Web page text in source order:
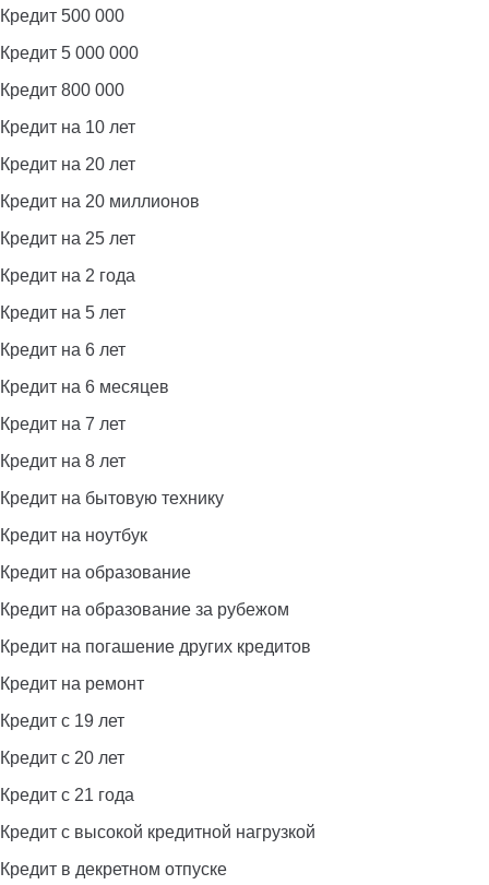
Кредит 500 000
Кредит 5 000 000
Кредит 800 000
Кредит на 10 лет
Кредит на 20 лет
Кредит на 20 миллионов
Кредит на 25 лет
Кредит на 2 года
Кредит на 5 лет
Кредит на 6 лет
Кредит на 6 месяцев
Кредит на 7 лет
Кредит на 8 лет
Кредит на бытовую технику
Кредит на ноутбук
Кредит на образование
Кредит на образование за рубежом
Кредит на погашение других кредитов
Кредит на ремонт
Кредит с 19 лет
Кредит с 20 лет
Кредит с 21 года
Кредит с высокой кредитной нагрузкой
Кредит в декретном отпуске